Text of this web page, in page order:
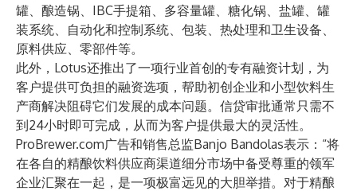
罐、酿造锅、IBC手提箱、多容量罐、糖化锅、盐罐、罐
装系统、自动化和控制系统、包装、热处理和卫生设备、
原料供应、零部件等。
此外，Lotus还推出了一项行业首创的专有融资计划，为
客户提供可负担的融资选项，帮助初创企业和小型饮料生
产商解决阻碍它们发展的成本问题。信贷审批通常只需不
到24小时即可完成，从而为客户提供最大的灵活性。
ProBrewer.com广告和销售总监Banjo Bandolas表示：“将
在各自的精酿饮料供应商渠道细分市场中备受尊重的领军
企业汇聚在一起，是一项极富远见的大胆举措。对于精酿